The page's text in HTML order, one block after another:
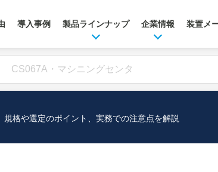
導入事例 製品ラインナップ 企業情報 装置メ
格や選定のポイント、実務での注意点を解説